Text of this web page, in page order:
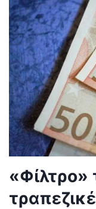
«Φίλτρο»